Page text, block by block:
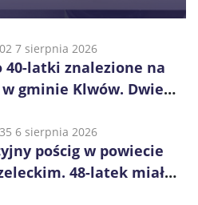
7 sierpnia 2026
40-latki znalezione na
gminie Klwów. Dwie
6 sierpnia 2026
pościg w powiecie
48-latek miał